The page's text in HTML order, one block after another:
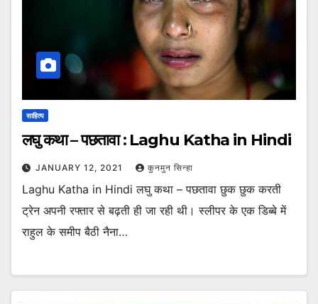
साहित्य
लघु कथा – पछतावा : Laghu Katha in Hindi
JANUARY 12, 2021 कुनमुन सिन्हा
Laghu Katha in Hindi लघु कथा – पछतावा छुक छुक करती
ट्रेन अपनी रफ्तार से बढ़ती ही जा रही थी। स्लीपर के एक डिब्बे में
राहुल के समीप बैठी नैना…